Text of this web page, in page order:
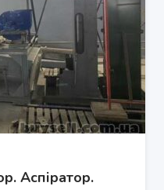
Аспіратор.